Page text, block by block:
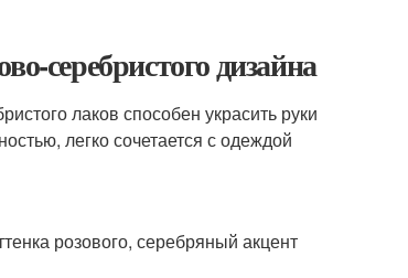
серебристого дизайна
лаков способен украсить руки
легко сочетается с одеждой
розового, серебряный акцент